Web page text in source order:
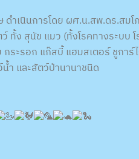
ำเนินการโดย ผศ.น.สพ.ดร.สมโ
ทั้ง สุนัข แมว (ทั้งโรคทางระบบ โ
ระรอก แก๊สบี้ แฮมสเตอร์ ชูการ์
ำ และสัตว์ป่านานาชนิด